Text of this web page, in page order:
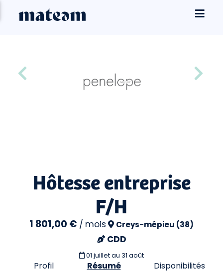
Hôtesse entreprise
F/H
1 801,00 € / mois Creys-mépieu (38)
CDD
01 juilletau 31 août
Profil Résumé Disponibilités